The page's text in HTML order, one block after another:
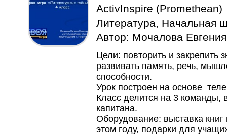
ActivInspire (Promethean)
Литература, Начальная
Автор: Мочалова
Цели: повторить и закрепить
развивать память, речь,
способности.
Урок построен на основе
Класс делится на 3 команды,
капитана.
Оборудование: выставка
этом году, подарки для